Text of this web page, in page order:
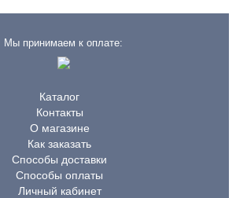
Мы принимаем к оплате:
Каталог
Контакты
О магазине
Как заказать
Способы доставки
Способы оплаты
Личный кабинет